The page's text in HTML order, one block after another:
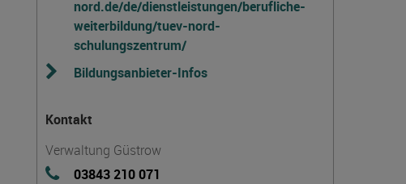
nord.de/de/dienstleistungen/berufliche-
weiterbildung/tuev-nord-
schulungszentrum/
Bildungsanbieter-Infos
Kontakt
Verwaltung Güstrow
03843 210 071